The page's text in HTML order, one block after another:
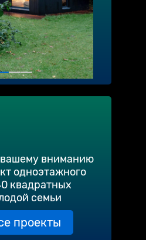
вниманию
одноэтажного
квадратных
семьи
проекты